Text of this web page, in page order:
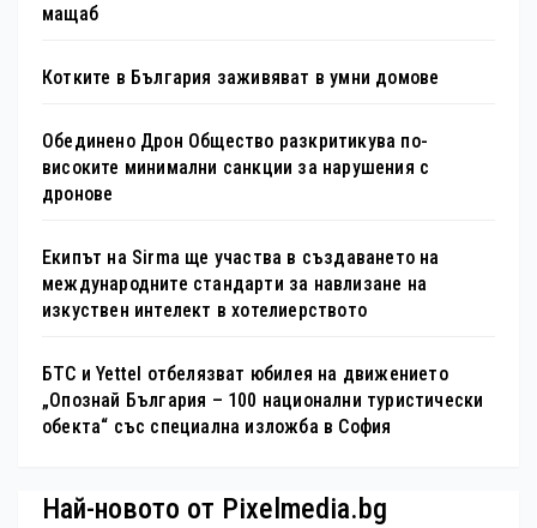
мащаб
Котките в България заживяват в умни домове
Обединено Дрон Общество разкритикува по-
високите минимални санкции за нарушения с
дронове
Екипът на Sirma ще участва в създаването на
международните стандарти за навлизане на
изкуствен интелект в хотелиерството
БТС и Yettel отбелязват юбилея на движението
„Опознай България – 100 национални туристически
обекта“ със специална изложба в София
Най-новото от Pixelmedia.bg